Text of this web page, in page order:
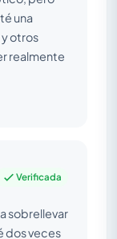
una
otros
realmente
Verificada
sobrellevar
dos veces